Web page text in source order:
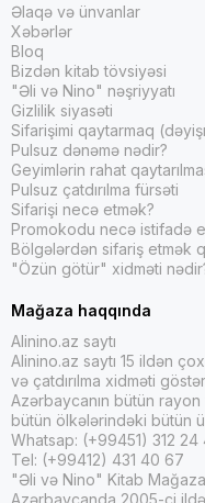
Əlaqə və ünvanlar
Xəbərlər
Bloq
Bizdən kitab tövsiyəsi
"Əli və Nino" nəşriyyatı
Gizlilik siyasəti
Sifarişimi qaytarmaq
Pulsuz dənəmə nədir?
Geyimlərin rahat
Pulsuz çatdırılma fürsəti
Sifarişi necə etmək?
Promokodu necə istifadə
Bölgələrdən sifariş etmək
"Özün götür" xidməti
Mağaza haqqında
Alinino.az saytı
Alinino.az saytı 15 ildən
və çatdırılma xidməti
Azərbaycanın bütün rayon
bütün ölkələrindəki bütün
Whatsap: (+99451) 312 24
Tel: (+99412) 431 40 67
"Əli və Nino" Kitab
Azərbaycanda 2005-ci